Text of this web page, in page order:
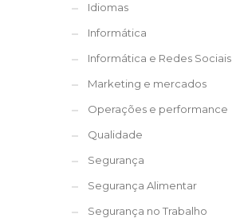
Idiomas
Informática
Informática e Redes Sociais
Marketing e mercados
Operações e performance
Qualidade
Segurança
Segurança Alimentar
Segurança no Trabalho